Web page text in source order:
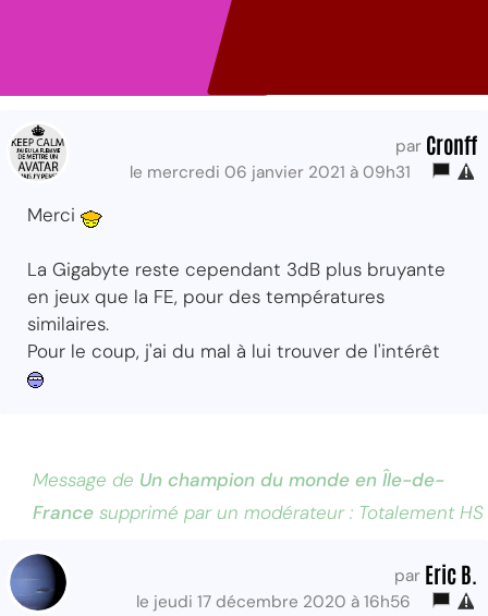
par Cronff
le mercredi 06 janvier 2021 à 09h31
Merci
La Gigabyte reste cependant 3dB plus bruyante
en jeux que la FE, pour des températures
similaires.
Pour le coup, j'ai du mal à lui trouver de l'intérêt
Message de Un champion du monde en Île-de-
France supprimé par un modérateur : Totalement HS
par Eric B.
le jeudi 17 décembre 2020 à 16h56